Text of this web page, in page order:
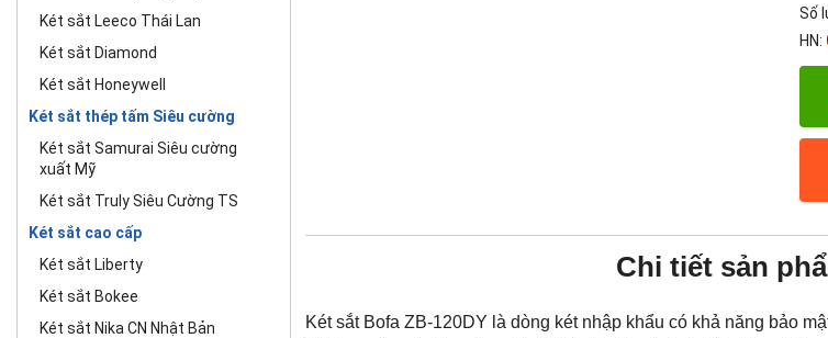
Két sắt Leeco Thái Lan
Két sắt Diamond
Két sắt Honeywell
Két sắt thép tấm Siêu cường
Két sắt Samurai Siêu cường
xuất Mỹ
Két sắt Truly Siêu Cường TS
Két sắt cao cấp
Két sắt Liberty
Két sắt Bokee
Két sắt Nika CN Nhật Bản
Số
HN:
Chi tiết sản
Két sắt Bofa ZB-120DY là dòng két nhập khẩu có khả năng bảo